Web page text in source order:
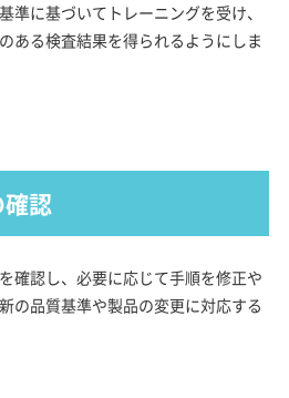
準に基づいてトレーニングを受け、
ある検査結果を得られるようにしま
認
確認し、必要に応じて手順を修正や
の品質基準や製品の変更に対応する